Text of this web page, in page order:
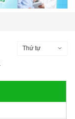
Thứ tự